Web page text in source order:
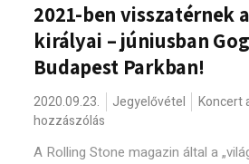
2021-ben visszatérnek
királyai – júniusban
Budapest Parkban!
2020.09.23. Jegyelővétel Koncert
hozzászólás
A Rolling Stone magazin által a